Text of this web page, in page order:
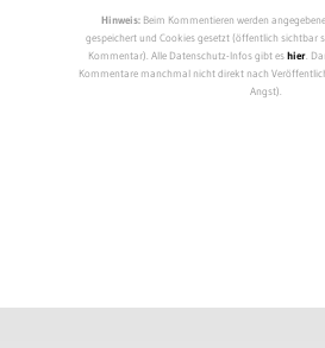
Hinweis:Beim Kommentieren werden
gespeichert und Cookies gesetzt (öffentlich sichtbar
Kommentar). Alle Datenschutz-Infos gibt eshier.
Kommentare manchmal nicht direkt nach
Angst).